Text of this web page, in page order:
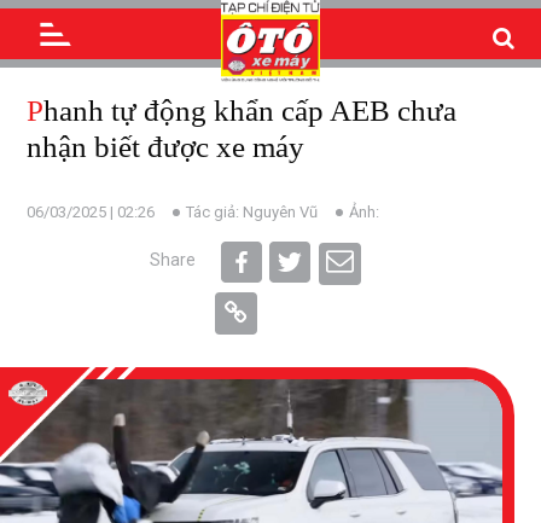
Phanh tự động khẩn cấp AEB chưa
nhận biết được xe máy
06/03/2025 | 02:26 Tác giả: Nguyên Vũ Ảnh:
Share